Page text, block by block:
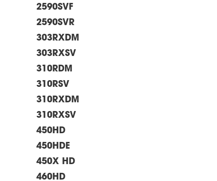
2590SVF
2590SVR
303RXDM
303RXSV
310RDM
310RSV
310RXDM
310RXSV
450HD
450HDE
450X HD
460HD